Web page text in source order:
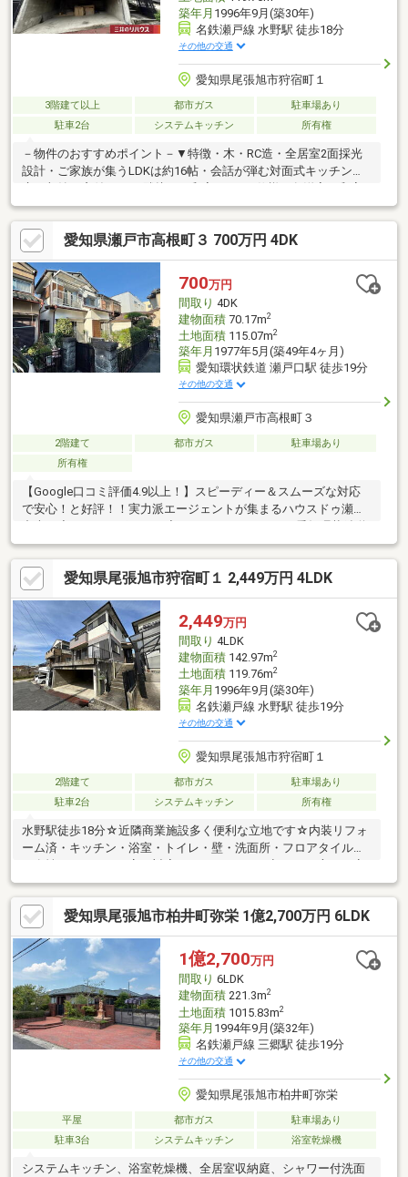
築年月 1996年9月(築30年)
名鉄瀬戸線 水野駅 徒歩18分
その他の交通
愛知県尾張旭市狩宿町１
3階建て以上 都市ガス
駐車場あり
駐車2台
システムキッチン 所有権
－物件のおすすめポイント－▼特徴・木・RC造・全居室2面採光
設計・ご家族が集うLDKは約16帖・会話が弾む対面式キッチン、
床下収納・窓付・LDに隣接する和室は2WAY仕様・各洋室・和室
に収納を確保・ビルトインガレージ2台分有(車種による)・即引渡
し可能(残金精算後)▼2026年6月内外装リフォーム済【交換】キッ
チン、お風呂、トイレ、洗面台 等【張替】クロス、CF 等【その
他】フロアタイル張り、外壁・屋根塗装、白蟻点検 他※建築基準
法第22条指定区域■ ご希望の住まい探しをお手伝いします
━━━━━・・・物件の詳細・ご相談はお気軽にお問い合わせく
ださい。
愛知県瀬戸市高根町３ 700万円 4DK
700万円
間取り 4DK
建物面積70.17m2
土地面積115.07m2
築年月 1977年5月(築49年4ヶ月)
愛知環状鉄道 瀬戸口駅 徒歩19分
その他の交通
愛知県瀬戸市高根町３
2階建て 都市ガス
駐車場あり
所有権
【Google口コミ評価4.9以上！】スピーディー＆スムーズな対応
で安心！と好評！！実力派エージェントが集まるハウスドゥ瀬戸
「瀬戸口」駅徒歩20分圏内◆周辺環境◆・幡山西小学校まで徒歩
19分(約1470m)・幡山中学校まで徒歩29分(約2320m)・セブンイレ
ブン瀬戸高根町店まで徒歩6分(約410m)・DCMカーマ21瀬戸店ま
で徒歩5分(約370m)・ローソン瀬戸西原町店まで徒歩9分(約
680m)・西友瀬戸店まで徒歩12分(約920m)・契約不適合免責
愛知県尾張旭市狩宿町１ 2,449万円 4LDK
2,449万円
間取り 4LDK
建物面積142.97m2
土地面積119.76m2
築年月 1996年9月(築30年)
名鉄瀬戸線 水野駅 徒歩19分
その他の交通
愛知県尾張旭市狩宿町１
2階建て 都市ガス
駐車場あり
駐車2台
システムキッチン 所有権
水野駅徒歩18分☆近隣商業施設多く便利な立地です☆内装リフォ
ーム済・キッチン・浴室・トイレ・壁・洗面所・フロアタイル貼
り女性スタッフが丁寧に対応いたしますので、初めての方でも安
心してご相談いただけます。人気の価格帯のため動きが早く、実
際にご見学いただくことで具体的なイメージがしやすい物件で
す。住宅ローンに不安のある方や、他社で難しいと言われた方も
ぜひ一度ご相談ください。頭金0円や無理のないお支払いプランも
ご提案可能です。今週のご見学も可能ですので、お気軽にお問い
合わせください。
愛知県尾張旭市柏井町弥栄 1億2,700万円 6LDK
1億2,700万円
間取り 6LDK
建物面積221.3m2
土地面積1015.83m2
築年月 1994年9月(築32年)
名鉄瀬戸線 三郷駅 徒歩19分
その他の交通
愛知県尾張旭市柏井町弥栄
平屋 都市ガス
駐車場あり
駐車3台
システムキッチン 浴室乾燥機
システムキッチン、浴室乾燥機、全居室収納庭、シャワー付洗面